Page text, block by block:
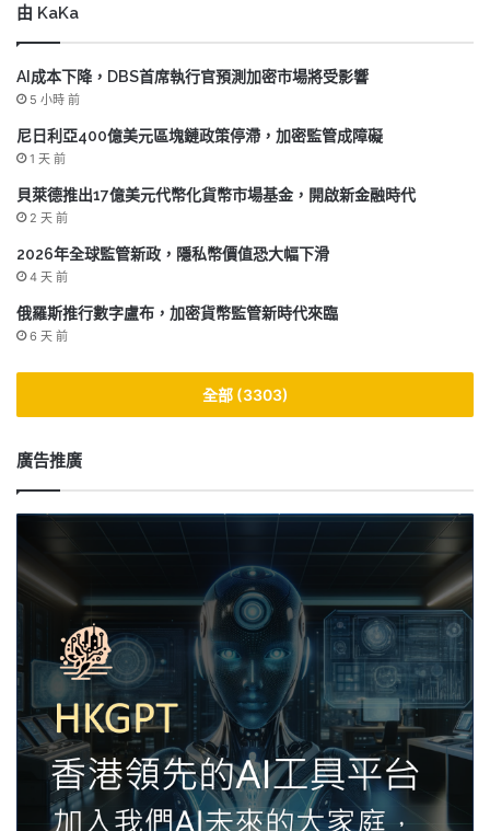
由 KaKa
AI成本下降，DBS首席執行官預測加密市場將受影響
5 小時 前
尼日利亞400億美元區塊鏈政策停滯，加密監管成障礙
1 天 前
貝萊德推出17億美元代幣化貨幣市場基金，開啟新金融時代
2 天 前
2026年全球監管新政，隱私幣價值恐大幅下滑
4 天 前
俄羅斯推行數字盧布，加密貨幣監管新時代來臨
6 天 前
全部 (3303)
廣告推廣